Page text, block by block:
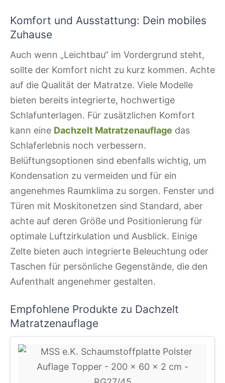
Komfort und Ausstattung: Dein mobiles
Zuhause
Auch wenn „Leichtbau“ im Vordergrund steht,
sollte der Komfort nicht zu kurz kommen. Achte
auf die Qualität der Matratze. Viele Modelle
bieten bereits integrierte, hochwertige
Schlafunterlagen. Für zusätzlichen Komfort
kann eine Dachzelt Matratzenauflage das
Schlaferlebnis noch verbessern.
Belüftungsoptionen sind ebenfalls wichtig, um
Kondensation zu vermeiden und für ein
angenehmes Raumklima zu sorgen. Fenster und
Türen mit Moskitonetzen sind Standard, aber
achte auf deren Größe und Positionierung für
optimale Luftzirkulation und Ausblick. Einige
Zelte bieten auch integrierte Beleuchtung oder
Taschen für persönliche Gegenstände, die den
Aufenthalt angenehmer gestalten.
Empfohlene Produkte zu Dachzelt
Matratzenauflage